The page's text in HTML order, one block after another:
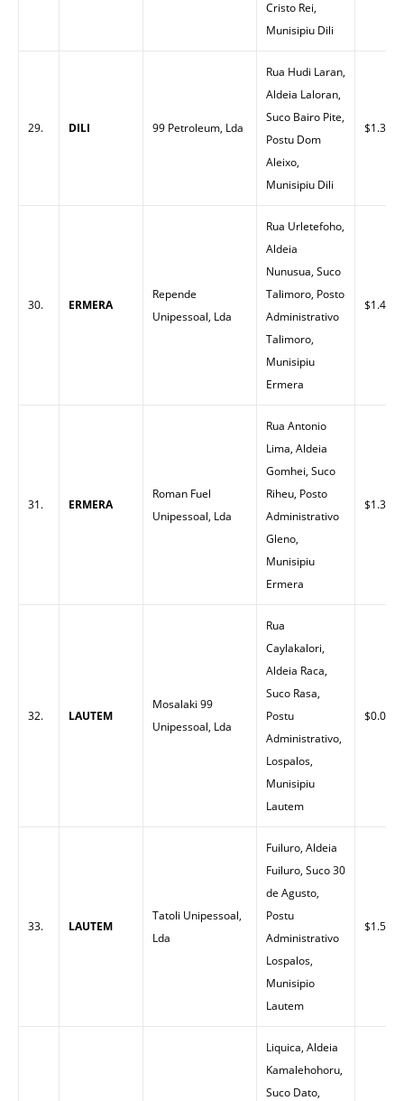
Cristo Rei,
Munisipiu Dili
29. DILI 99 Petroleum, Lda
Rua Hudi Laran,
Aldeia Laloran,
Suco Bairo Pite,
Postu Dom
Aleixo,
Munisipiu Dili
$1.32
30. ERMERA
Repende
Unipessoal, Lda
Rua Urletefoho,
Aldeia
Nunusua, Suco
Talimoro, Posto
Administrativo
Talimoro,
Munisipiu
Ermera
$1.45
31. ERMERA
Roman Fuel
Unipessoal, Lda
Rua Antonio
Lima, Aldeia
Gomhei, Suco
Riheu, Posto
Administrativo
Gleno,
Munisipiu
Ermera
$1.35
32. LAUTEM
Mosalaki 99
Unipessoal, Lda
Rua
Caylakalori,
Aldeia Raca,
Suco Rasa,
Postu
Administrativo,
Lospalos,
Munisipiu
Lautem
$0.00
33. LAUTEM
Tatoli Unipessoal,
Lda
Fuiluro, Aldeia
Fuiluro, Suco 30
de Agusto,
Postu
Administrativo
Lospalos,
Munisipio
Lautem
$1.50
Liquica, Aldeia
Kamalehohoru,
Suco Dato,